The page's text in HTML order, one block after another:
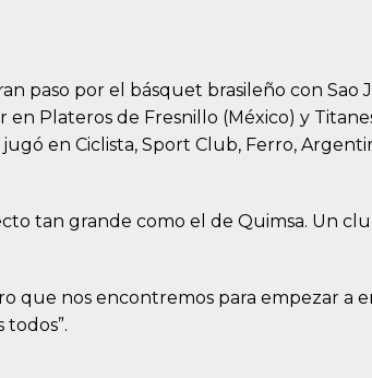
paso por el básquet brasileño con Sao
en Plateros de Fresnillo (México) y
en Ciclista, Sport Club, Ferro,
tan grande como el de Quimsa. Un
que nos encontremos para empezar a